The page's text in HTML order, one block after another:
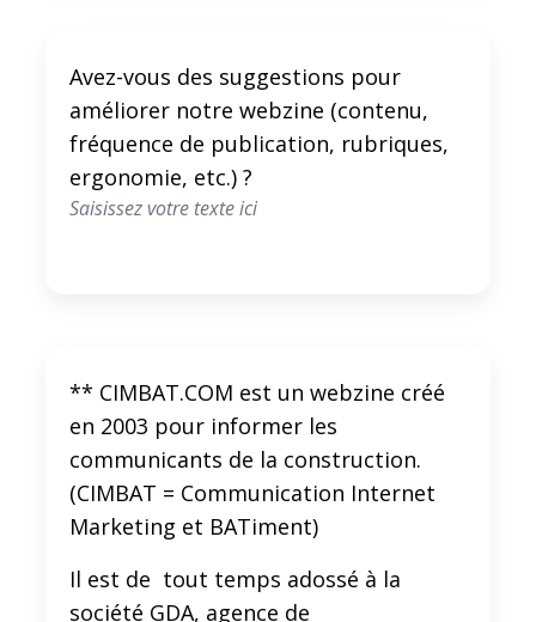
Avez-vous des suggestions pour
améliorer notre webzine (contenu,
fréquence de publication, rubriques,
ergonomie, etc.) ?
** CIMBAT.COM est un webzine créé
en 2003 pour informer les
communicants de la construction.
(CIMBAT = Communication Internet
Marketing et BATiment)
Il est de tout temps adossé à la
société GDA, agence de